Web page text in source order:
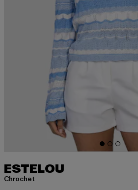
ESTELOU
Chrochet